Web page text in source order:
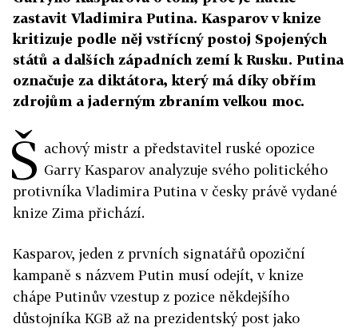
zastavit Vladimira Putina. Kasparov v knize
kritizuje podle něj vstřícný postoj Spojených
států a dalších západních zemí k Rusku. Putina
označuje za diktátora, který má díky obřím
zdrojům a jaderným zbraním velkou moc.
Š achový mistr a představitel ruské opozice
Garry Kasparov analyzuje svého politického
protivníka Vladimira Putina v česky právě vydané
knize Zima přichází.
Kasparov, jeden z prvních signatářů opoziční
kampaně s názvem Putin musí odejít, v knize
chápe Putinův vzestup z pozice někdejšího
důstojníka KGB až na prezidentský post jako